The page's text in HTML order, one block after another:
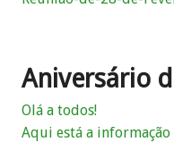
Aniversário
Olá a todos!
Aqui está a informação